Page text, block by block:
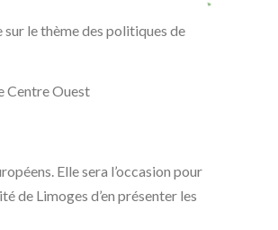
le thème des politiques de
Centre Ouest
Elle sera l’occasion pour
de Limoges d’en présenter les